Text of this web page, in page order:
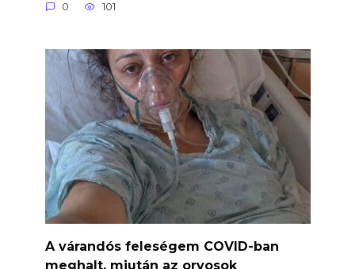
0 101
A várandós feleségem COVID-ban
meghalt, miután az orvosok